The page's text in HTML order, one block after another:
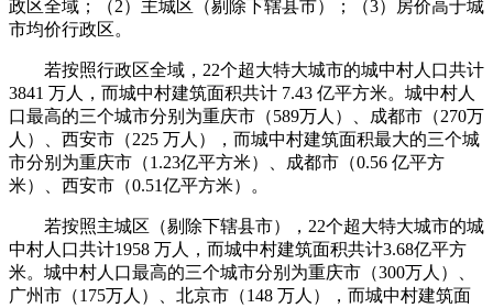
政区全域；（2）主城区（剔除下辖县市）；（3）房价高于城
市均价行政区。
若按照行政区全域，22个超大特大城市的城中村人口共计
3841 万人，而城中村建筑面积共计 7.43 亿平方米。城中村人
口最高的三个城市分别为重庆市（589万人）、成都市（270万
人）、西安市（225 万人），而城中村建筑面积最大的三个城
市分别为重庆市（1.23亿平方米）、成都市（0.56 亿平方
米）、西安市（0.51亿平方米）。
若按照主城区（剔除下辖县市），22个超大特大城市的城
中村人口共计1958 万人，而城中村建筑面积共计3.68亿平方
米。城中村人口最高的三个城市分别为重庆市（300万人）、
广州市（175万人）、北京市（148 万人），而城中村建筑面